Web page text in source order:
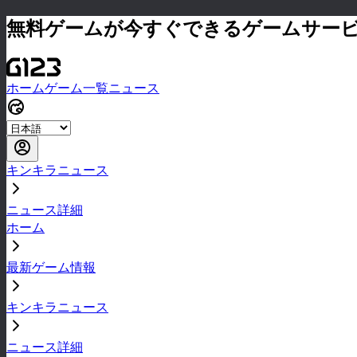
無料ゲームが今すぐできるゲームサー
ホームゲーム一覧ニュース
キンキラニュース
ニュース詳細
ホーム
最新ゲーム情報
キンキラニュース
ニュース詳細